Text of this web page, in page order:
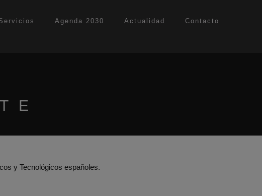
Agenda 2030 Actualidad Contacto
y Tecnológicos españoles.